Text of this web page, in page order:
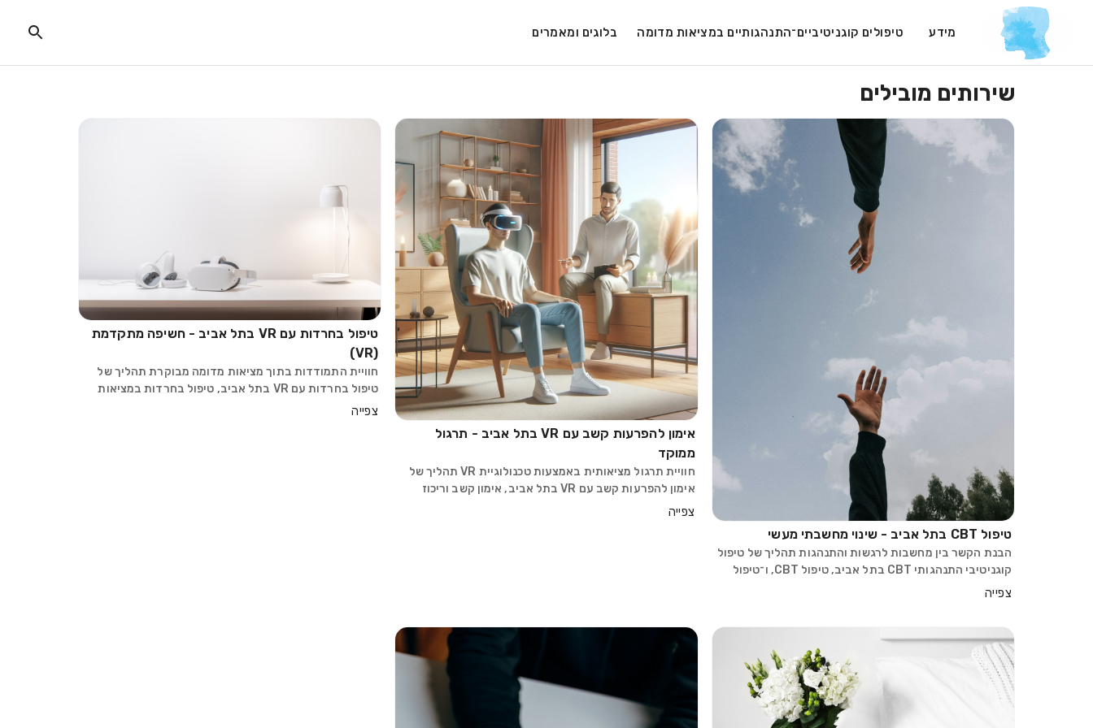
מידע טיפולים קוגניטיביים־התנהגותיים במציאות מדומה בלוגים ומאמרים
שירותים מובילים
טיפול CBT בתל אביב - שינוי מחשבתי מעשי
הבנת הקשר בין מחשבות לרגשות והתנהגות תהליך של טיפול
קוגניטיבי התנהגותי CBT בתל אביב, טיפול CBT, ו־טיפול
רגשי בתל אביב מאפשר למטופלים להבין בצורה עמוקה כיצד
צפייה
אימון להפרעות קשב עם VR בתל אביב - תרגול
ממוקד
חוויית תרגול מציאותית באמצעות טכנולוגיית VR תהליך של
אימון להפרעות קשב עם VR בתל אביב, אימון קשב וריכוז
צפייה
טיפול בחרדות עם VR בתל אביב - חשיפה מתקדמת
(VR)
חוויית התמודדות בתוך מציאות מדומה מבוקרת תהליך של
טיפול בחרדות עם VR בתל אביב, טיפול בחרדות במציאות
מדומה, ו־טיפול רגשי בתל אביב מאפשר למטופלים להיחשף
צפייה